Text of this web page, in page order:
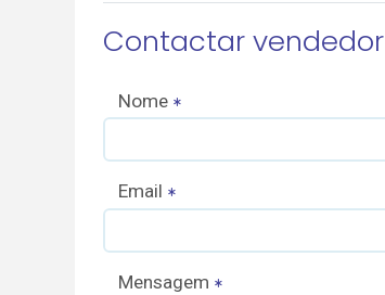
Contactar vendedor
Nome
Email
Mensagem